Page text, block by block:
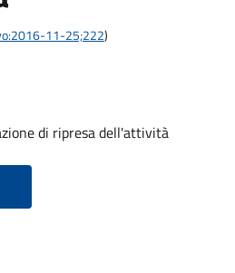
11-25;222)
di ripresa dell'attività